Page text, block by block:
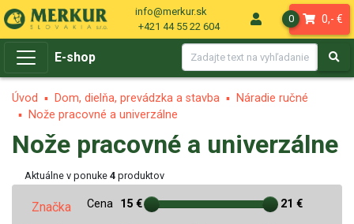
info@merkur.sk
+421 44 55 22 604
0 0,- €
E-shop
Úvod Dom, dielňa, prevádzka a stavba
Náradie ručné
Nože pracovné a univerzálne
Nože pracovné a univerzálne
Aktuálne v ponuke 4 produktov
Značka Cena 15 € 21 €